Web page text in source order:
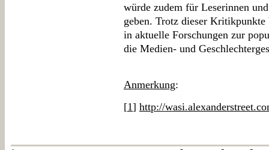
würde zudem für Leserinnen
geben. Trotz dieser
in aktuelle Forschungen zur
die Medien- und
Anmerkung:
[1] http://